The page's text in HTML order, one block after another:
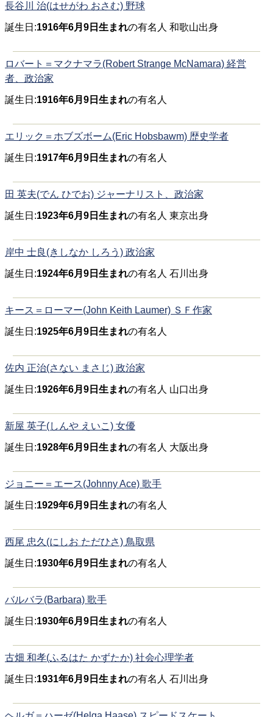
長谷川 治(はせがわ おさむ) 野球
誕生日:1916年6月9日生まれの有名人 和歌山出身
ロバート＝マクナマラ(Robert Strange McNamara) 経営
者、政治家
誕生日:1916年6月9日生まれの有名人
エリック＝ホブズボーム(Eric Hobsbawm) 歴史学者
誕生日:1917年6月9日生まれの有名人
田 英夫(でん ひでお) ジャーナリスト、政治家
誕生日:1923年6月9日生まれの有名人 東京出身
岸中 士良(きしなか しろう) 政治家
誕生日:1924年6月9日生まれの有名人 石川出身
キース＝ローマー(John Keith Laumer) ＳＦ作家
誕生日:1925年6月9日生まれの有名人
佐内 正治(さない まさじ) 政治家
誕生日:1926年6月9日生まれの有名人 山口出身
新屋 英子(しんや えいこ) 女優
誕生日:1928年6月9日生まれの有名人 大阪出身
ジョニー＝エース(Johnny Ace) 歌手
誕生日:1929年6月9日生まれの有名人
西尾 忠久(にしお ただひさ) 鳥取県
誕生日:1930年6月9日生まれの有名人
バルバラ(Barbara) 歌手
誕生日:1930年6月9日生まれの有名人
古畑 和孝(ふるはた かずたか) 社会心理学者
誕生日:1931年6月9日生まれの有名人 石川出身